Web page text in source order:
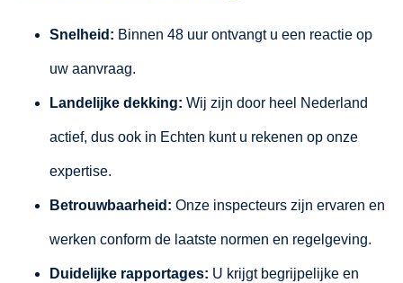
Snelheid: Binnen 48 uur ontvangt u een reactie op
uw aanvraag.
Landelijke dekking: Wij zijn door heel Nederland
actief, dus ook in Echten kunt u rekenen op onze
expertise.
Betrouwbaarheid: Onze inspecteurs zijn ervaren en
werken conform de laatste normen en regelgeving.
Duidelijke rapportages: U krijgt begrijpelijke en